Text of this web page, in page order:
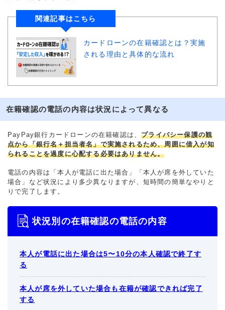
関連記事はこちら
カードローンの在籍確認とは？実施
される理由と具体的な流れ
在籍確認の電話の内容は状況によって異なる
PayPay銀行カードローンの在籍確認は、プライバシー保護の観
点から「銀行名＋担当者名」で実施されるため、周囲に借入が知
られることを過度に心配する必要はありません。
電話の内容は「本人が電話に出た場合」「本人が席を外していた
場合」など状況により多少異なりますが、短時間の簡単なやりと
りで完了します。
状況別の在籍確認の電話の内容
本人が電話に出た場合は5〜10分の本人確認で終了す
る
本人が席を外していた場合も在籍が確認できれば完了
する